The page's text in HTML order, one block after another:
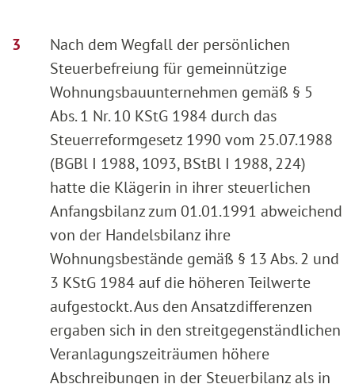
Nach dem Wegfall der persönlichen
Steuerbefreiung für gemeinnützige
Wohnungsbauunternehmen gemäß § 5
Abs. 1 Nr. 10 KStG 1984 durch das
Steuerreformgesetz 1990 vom 25.07.1988
(BGBl I 1988, 1093, BStBl I 1988, 224)
hatte die Klägerin in ihrer steuerlichen
Anfangsbilanz zum 01.01.1991 abweichend
von der Handelsbilanz ihre
Wohnungsbestände gemäß § 13 Abs. 2 und
3 KStG 1984 auf die höheren Teilwerte
aufgestockt. Aus den Ansatzdifferenzen
ergaben sich in den streitgegenständlichen
Veranlagungszeiträumen höhere
Abschreibungen in der Steuerbilanz als in